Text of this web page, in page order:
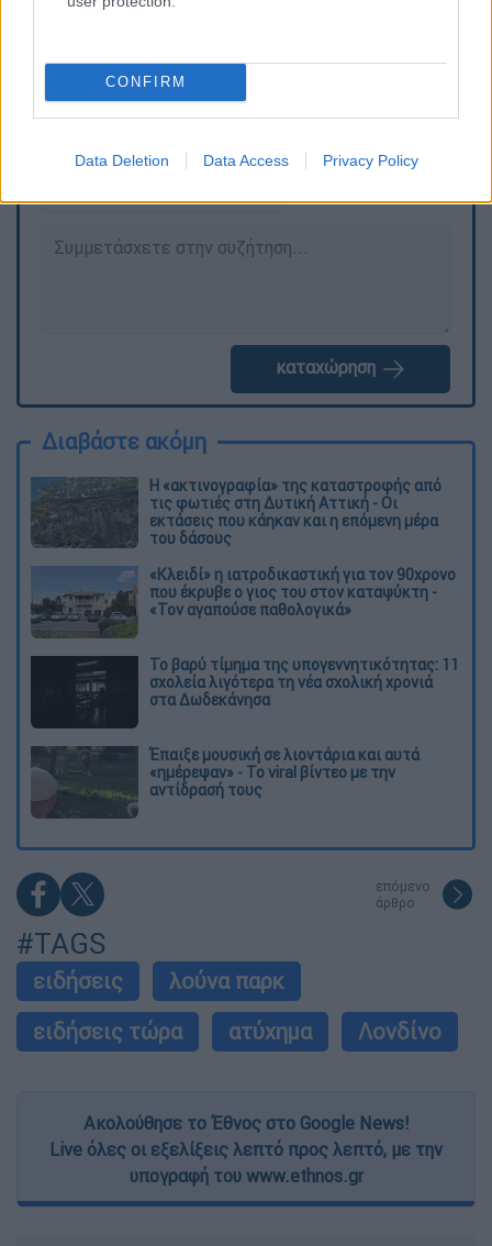
CONFIRM
Data Deletion Data Access Privacy Policy
επιθεωρητή οδήγησης για το συμβάν.
καταχώρηση
Διαβάστε ακόμη
Η «ακτινογραφία» της καταστροφής από
τις φωτιές στη Δυτική Αττική - Οι
εκτάσεις που κάηκαν και η επόμενη μέρα
του δάσους
«Κλειδί» η ιατροδικαστική για τον 90χρονο
που έκρυβε ο γιος του στον καταψύκτη -
«Τον αγαπούσε παθολογικά»
Το βαρύ τίμημα της υπογεννητικότητας: 11
σχολεία λιγότερα τη νέα σχολική χρονιά
στα Δωδεκάνησα
Έπαιξε μουσική σε λιοντάρια και αυτά
«ημέρεψαν» - Το viral βίντεο με την
αντίδρασή τους
επόμενο
άρθρο
#TAGS
ειδήσεις
λούνα παρκ
ειδήσεις τώρα
ατύχημα Λονδίνο
Ακολούθησε το Έθνος στο Google News!
Live όλες οι εξελίξεις λεπτό προς λεπτό, με την
υπογραφή του www.ethnos.gr